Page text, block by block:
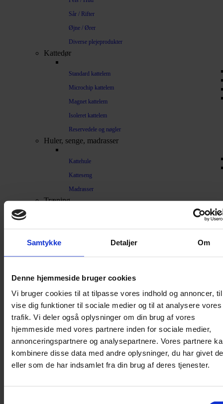
Samtykke Detaljer Om
Denne hjemmeside bruger cookies
Vi bruger cookies til at tilpasse vores indhold og annoncer,
vise dig funktioner til sociale medier og til at analysere vores
trafik. Vi deler også oplysninger om din brug af vores
hjemmeside med vores partnere inden for sociale medier,
annonceringspartnere og analysepartnere. Vores partnere
kombinere disse data med andre oplysninger, du har givet
eller som de har indsamlet fra din brug af deres tjenester.
Sår / Rifter
Øjne / Ører
Diverse plejeprodukter
Kattedør
Standard kattelem
Microchip kattelem
Magnet kattelem
Isoleret kattelem
Reservedele og nøgler
Huler, senge, madrasser
Kattehule
Katteseng
Madrasser
Træning
Halsbånd og seler
Halsbånd med lys
Seler / Liner
Kattetegn
Kattetoilet
Kattetoilet
Selvrensende toilet
Sandmåtter